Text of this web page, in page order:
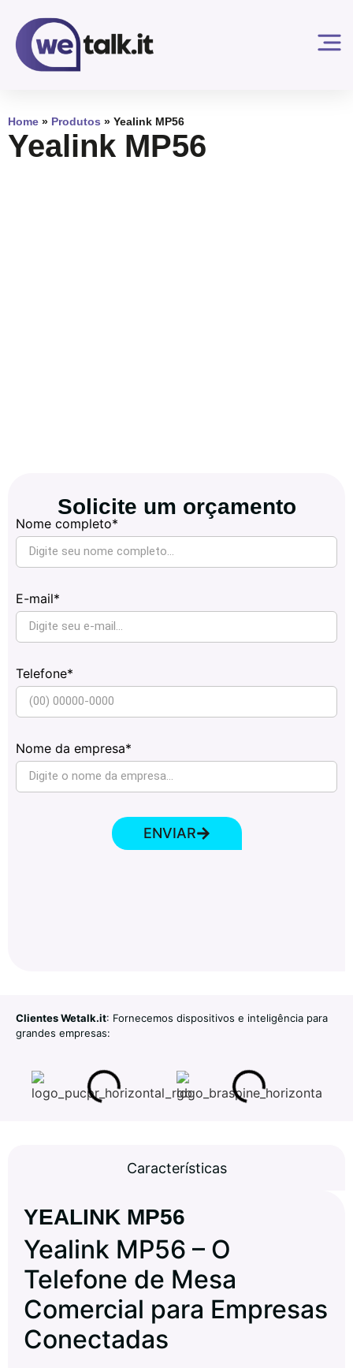
Home » Produtos » Yealink MP56
Yealink MP56
Solicite um orçamento
Nome completo*
E-mail*
Telefone*
Nome da empresa*
ENVIAR
Clientes Wetalk.it: Fornecemos dispositivos e inteligência para
grandes empresas:
Características
YEALINK MP56
Yealink MP56 – O
Telefone de Mesa
Comercial para Empresas
Conectadas